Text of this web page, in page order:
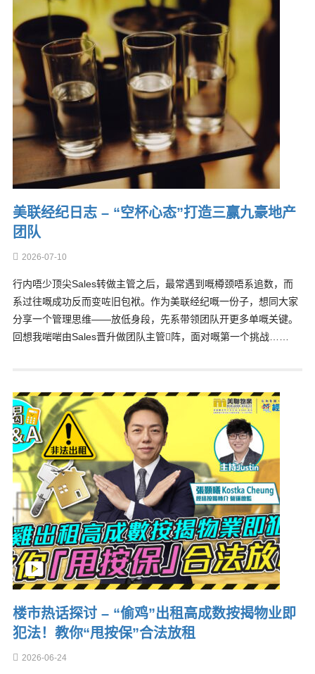
美联经纪日志 – “空杯心态”打造三赢九豪地产
团队
2026-07-10
行内唔少顶尖Sales转做主管之后，最常遇到嘅樽颈唔系追数，而
系过往嘅成功反而变咗旧包袱。作为美联经纪嘅一份子，想同大家
分享一个管理思维——放低身段，先系带领团队开更多单嘅关键。
回想我啱啱由Sales晋升做团队主管𠮶阵，面对嘅第一个挑战……
楼市热话探讨 – “偷鸡”出租高成数按揭物业即
犯法！教你“甩按保”合法放租
2026-06-24